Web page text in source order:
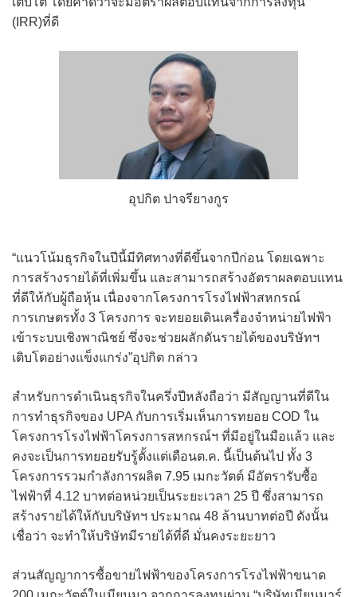
(IRR)ที่ดี
อุปกิต ปาจรียางกูร
“แนวโน้มธุรกิจในปีนี้มีทิศทางที่ดีขึ้นจากปีก่อน โดยเฉพาะ
การสร้างรายได้ที่เพิ่มขึ้น และสามารถสร้างอัตราผลตอบแทน
ที่ดีให้กับผู้ถือหุ้น เนื่องจากโครงการโรงไฟฟ้าสหกรณ์
การเกษตรทั้ง 3 โครงการ จะทยอยเดินเครื่องจําหน่ายไฟฟ้า
เข้าระบบเชิงพาณิชย์ ซึ่งจะช่วยผลักดันรายได้ของบริษัทฯ
เติบโตอย่างแข็งแกร่ง”อุปกิต กล่าว
สำหรับการดำเนินธุรกิจในครึ่งปีหลังถือว่า มีสัญญานที่ดีใน
การทำธุรกิจของ UPA กับการเริ่มเห็นการทยอย COD ใน
โครงการโรงไฟฟ้าโครงการสหกรณ์ฯ ที่มีอยู่ในมือแล้ว และ
คงจะเป็นการทยอยรับรู้ตั้งแต่เดือนต.ค. นี้เป็นต้นไป ทั้ง 3
โครงการรวมกำลังการผลิต 7.95 เมกะวัตต์ มีอัตรารับซื้อ
ไฟฟ้าที่ 4.12 บาทต่อหน่วยเป็นระยะเวลา 25 ปี ซึ่งสามารถ
สร้างรายได้ให้กับบริษัทฯ ประมาณ 48 ล้านบาทต่อปี ดังนั้น
เชื่อว่า จะทำให้บริษัทมีรายได้ที่ดี มั่นคงระยะยาว
ส่วนสัญญาการซื้อขายไฟฟ้าของโครงการโรงไฟฟ้าขนาด